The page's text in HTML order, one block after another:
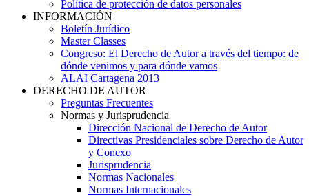
Política de protección de datos personales
INFORMACIÓN
Boletín Jurídico
Master Classes
Congreso: El Derecho de Autor a través del tiempo: de
dónde venimos y para dónde vamos
ALAI Cartagena 2013
DERECHO DE AUTOR
Preguntas Frecuentes
Normas y Jurisprudencia
Dirección Nacional de Derecho de Autor
Directivas Presidenciales sobre Derecho de Autor
y Conexo
Jurisprudencia
Normas Nacionales
Normas Internacionales